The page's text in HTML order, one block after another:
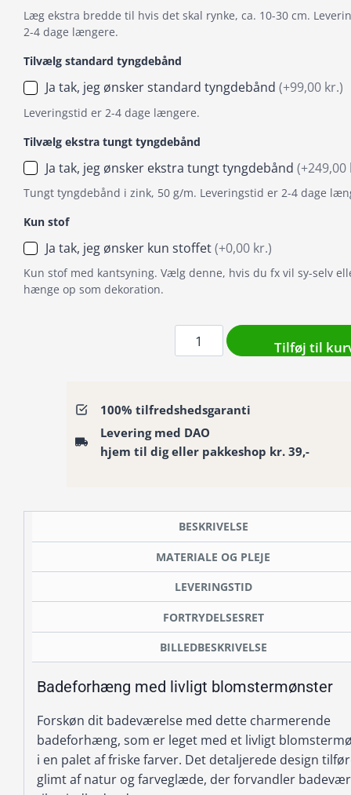
Læg ekstra bredde til hvis det skal rynke, ca. 10-30 cm.
2-4 dage længere.
Tilvælg standard tyngdebånd
Ja tak, jeg ønsker standard tyngdebånd (+99,00 kr.)
Leveringstid er 2-4 dage længere.
Tilvælg ekstra tungt tyngdebånd
Ja tak, jeg ønsker ekstra tungt tyngdebånd (+249,00
Tungt tyngdebånd i zink, 50 g/m. Leveringstid er 2-4 dage
Kun stof
Ja tak, jeg ønsker kun stoffet(+0,00 kr.)
Kun stof med kantsyning. Vælg denne, hvis du fx vil sy-selv
hænge op som dekoration.
Badeforhæng
/
mønster
af
små
antal
Tilføj til
100% tilfredshedsgaranti
Levering med DAO
hjem til dig eller pakkeshop kr. 39,-
BESKRIVELSE
MATERIALE OG PLEJE
LEVERINGSTID
FORTRYDELSESRET
BILLEDBESKRIVELSE
Badeforhæng med livligt blomstermønster
Forskøn dit badeværelse med dette charmerende
badeforhæng, som er leget med et livligt
i en palet af friske farver. Det detaljerede design
glimt af natur og farveglæde, der forvandler